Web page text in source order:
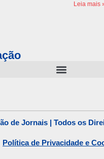
Leia mais
de Jornais | Todos os
Política de Privacidade e